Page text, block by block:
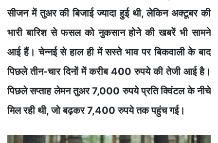
सीजन में तुअर की बिजाई ज्यादा हुई थी, लेकिन अक्टूबर की
भारी बारिश से फसल को नुकसान होने की खबरें भी सामने
आई हैं। चेन्नई से हाल ही में सस्ते भाव पर बिकवाली के बाद
पिछले तीन-चार दिनों में करीब 400 रुपये की तेजी आई है।
पिछले सप्ताह लेमन तुअर 7,000 रुपये प्रति क्विंटल के नीचे
मिल रही थी, जो बढ़कर 7,400 रुपये तक पहुंच गई।